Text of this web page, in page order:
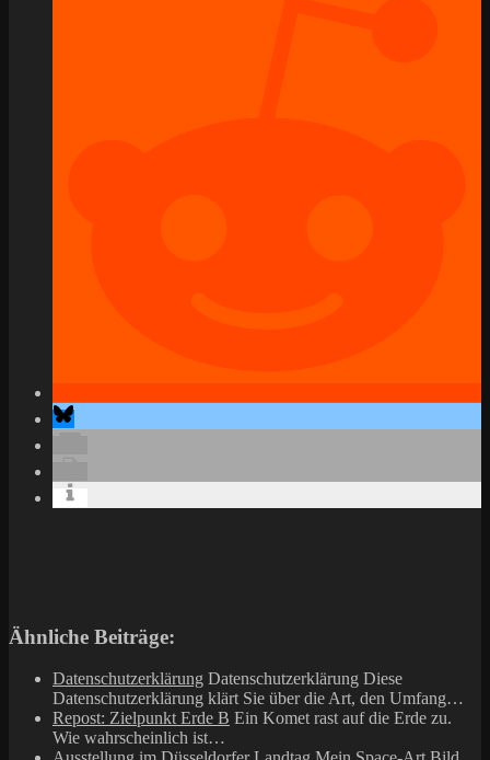
Ähnliche Beiträge:
Datenschutzerklärung Datenschutzerklärung Diese
Datenschutzerklärung klärt Sie über die Art, den Umfang…
Repost: Zielpunkt Erde B Ein Komet rast auf die Erde zu.
Wie wahrscheinlich ist…